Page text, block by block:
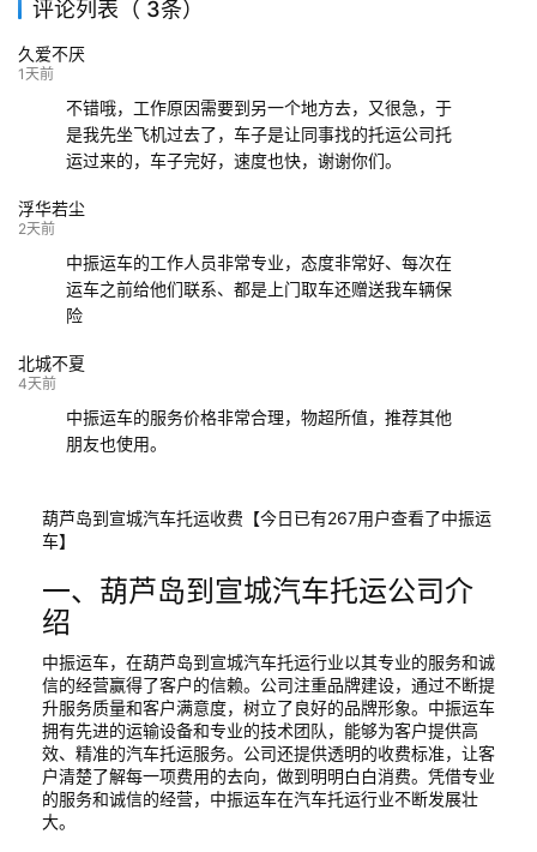
139****9233
评论列表（ 3条）
久爱不厌
1天前
不错哦，工作原因需要到另一个地方去，又很急，于
是我先坐飞机过去了，车子是让同事找的托运公司托
运过来的，车子完好，速度也快，谢谢你们。
浮华若尘
2天前
中振运车的工作人员非常专业，态度非常好、每次在
运车之前给他们联系、都是上门取车还赠送我车辆保
险
北城不夏
4天前
中振运车的服务价格非常合理，物超所值，推荐其他
朋友也使用。
葫芦岛到宣城汽车托运收费【今日已有267用户查看了中振运
车】
一、葫芦岛到宣城汽车托运公司介
绍
中振运车，在葫芦岛到宣城汽车托运行业以其专业的服务和诚
信的经营赢得了客户的信赖。公司注重品牌建设，通过不断提
升服务质量和客户满意度，树立了良好的品牌形象。中振运车
拥有先进的运输设备和专业的技术团队，能够为客户提供高
效、精准的汽车托运服务。公司还提供透明的收费标准，让客
户清楚了解每一项费用的去向，做到明明白白消费。凭借专业
的服务和诚信的经营，中振运车在汽车托运行业不断发展壮
大。